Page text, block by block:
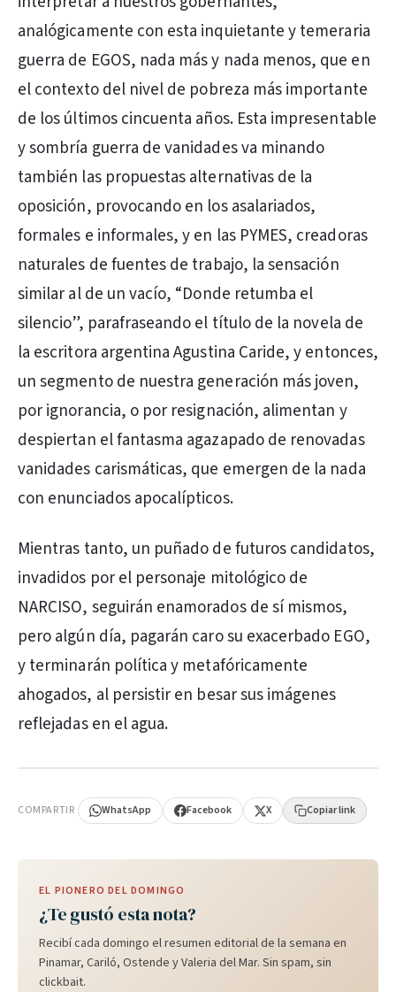
analógicamente con esta inquietante y temeraria
guerra de EGOS, nada más y nada menos, que en
el contexto del nivel de pobreza más importante
de los últimos cincuenta años. Esta impresentable
y sombría guerra de vanidades va minando
también las propuestas alternativas de la
oposición, provocando en los asalariados,
formales e informales, y en las PYMES, creadoras
naturales de fuentes de trabajo, la sensación
similar al de un vacío, “Donde retumba el
silencio”, parafraseando el título de la novela de
la escritora argentina Agustina Caride, y entonces,
un segmento de nuestra generación más joven,
por ignorancia, o por resignación, alimentan y
despiertan el fantasma agazapado de renovadas
vanidades carismáticas, que emergen de la nada
con enunciados apocalípticos.
Mientras tanto, un puñado de futuros candidatos,
invadidos por el personaje mitológico de
NARCISO, seguirán enamorados de sí mismos,
pero algún día, pagarán caro su exacerbado EGO,
y terminarán política y metafóricamente
ahogados, al persistir en besar sus imágenes
reflejadas en el agua.
COMPARTIR WhatsApp Facebook X Copiar link
EL PIONERO DEL DOMINGO
¿Te gustó esta nota?
Recibí cada domingo el resumen editorial de la semana en
Pinamar, Cariló, Ostende y Valeria del Mar. Sin spam, sin
clickbait.